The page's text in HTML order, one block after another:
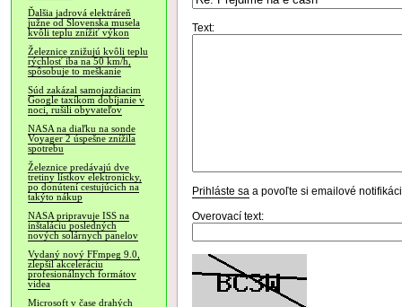
Ďalšia jadrová elektráreň
južne od Slovenska musela
kvôli teplu znížiť výkon
Železnice znižujú kvôli teplu
rýchlosť iba na 50 km/h,
spôsobuje to meškanie
Súd zakázal samojazdiacim
Google taxíkom dobíjanie v
noci, rušili obyvateľov
NASA na diaľku na sonde
Voyager 2 úspešne znížila
spotrebu
Železnice predávajú dve
tretiny lístkov elektronicky,
po donútení cestujúcich na
takýto nákup
NASA pripravuje ISS na
inštaláciu posledných
nových solárnych panelov
Vydaný nový FFmpeg 9.0,
zlepšil akceleráciu
profesionálnych formátov
videa
Microsoft v čase drahých
Text:
Prihláste sa a povoľte si emailové
Overovací text: